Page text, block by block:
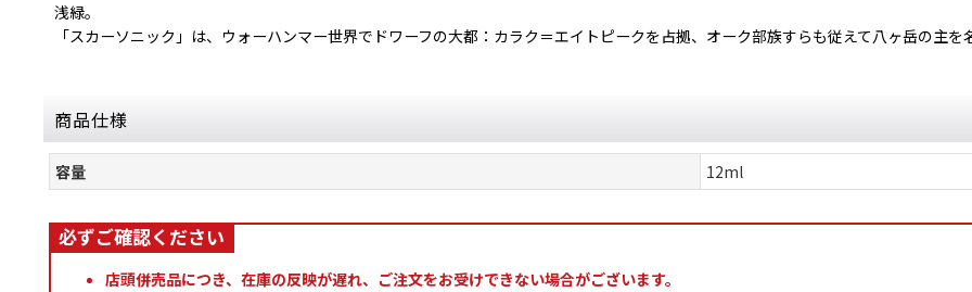
浅緑。
「スカーソニック」は、ウォーハンマー世界でドワーフの大都：カラク＝エイトピークを占拠、オーク部族すらも従えて八ヶ岳の主を
商品仕様
容量 12ml
店頭併売品につき、在庫の反映が遅れ、ご注文をお受けできない場合がございます。